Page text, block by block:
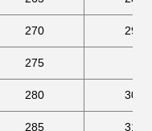
270
275
280
285